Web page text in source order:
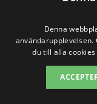
använda
få kontakt
Denna
du till alla